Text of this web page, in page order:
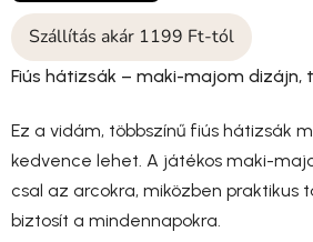
Szállítás akár 1199 Ft-tól
Fiús hátizsák – maki-majom dizájn,
Ez a vidám, többszínű fiús hátizsák
kedvence lehet. A játékos maki-
csal az arcokra, miközben praktikus
biztosít a mindennapokra.